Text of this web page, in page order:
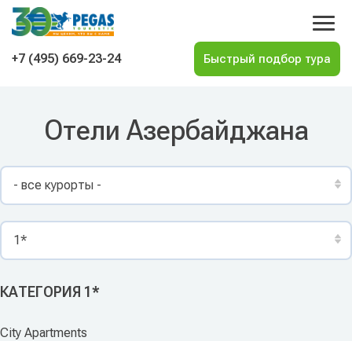
На главную
+7 (495) 669-23-24
Отели Азербайджана
- все курорты -
1*
КАТЕГОРИЯ 1*
City Apartments